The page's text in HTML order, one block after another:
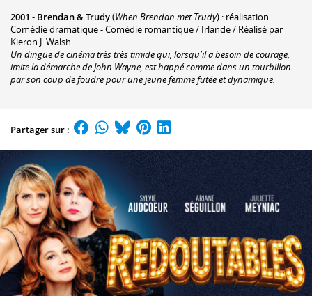
2001 - Brendan & Trudy(When Brendan met Trudy) : réalisation
Comédie dramatique - Comédie romantique / Irlande / Réalisé par
Kieron J. Walsh
Un dingue de cinéma très très timide qui, lorsqu'il a besoin de courage,
imite la démarche de John Wayne, est happé comme dans un tourbillon
par son coup de foudre pour une jeune femme futée et dynamique.
Partager sur :